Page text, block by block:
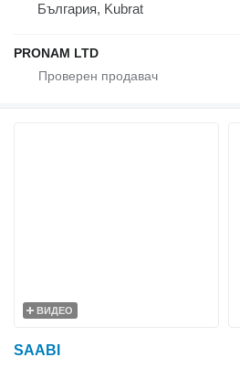
България, Kubrat
PRONAM LTD
ВИДЕО
SAABI